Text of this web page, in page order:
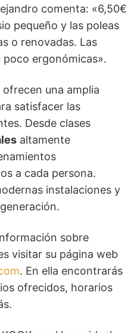
comenta: «6,50€
pequeño y las poleas
o renovadas. Las
ergonómicas».
ofrecen una amplia
satisfacer las
Desde clases
altamente
a cada persona.
instalaciones y
sobre
visitar su página web
. En ella encontrarás
ofrecidos, horarios